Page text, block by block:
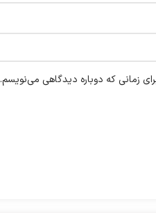
زمانی که دوباره دیدگاهی می‌نویسم.